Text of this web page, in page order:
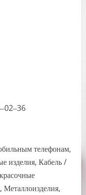
телефонам,
изделия, Кабель /